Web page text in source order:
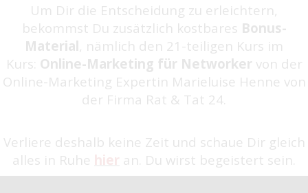
Um Dir die Entscheidung zu erleichtern,
bekommst Du zusätzlich kostbares Bonus-
Material, nämlich den 21-teiligen Kurs im
Kurs: Online-Marketing für Networker von der
Online-Marketing Expertin Marieluise Henne von
der Firma Rat & Tat 24.
Verliere deshalb keine Zeit und schaue Dir gleich
alles in Ruhe
an. Du wirst begeistert sein.